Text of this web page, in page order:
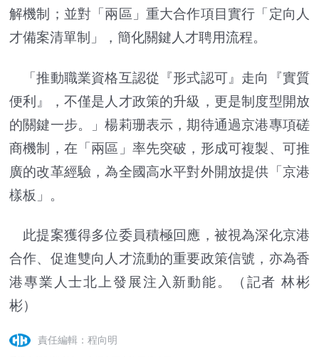
解機制；並對「兩區」重大合作項目實行「定向人
才備案清單制」，簡化關鍵人才聘用流程。
「推動職業資格互認從『形式認可』走向『實質
便利』，不僅是人才政策的升級，更是制度型開放
的關鍵一步。」楊莉珊表示，期待通過京港專項磋
商機制，在「兩區」率先突破，形成可複製、可推
廣的改革經驗，為全國高水平對外開放提供「京港
樣板」。
此提案獲得多位委員積極回應，被視為深化京港
合作、促進雙向人才流動的重要政策信號，亦為香
港專業人士北上發展注入新動能。（記者 林彬
彬）
責任編輯：程向明